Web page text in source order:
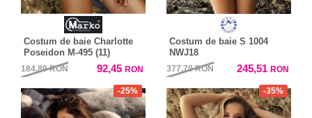
Costum de baie Charlotte
Poseidon M-495 (11)
184,89RON 92,45 RON
Costum de baie S 1004
NWJ18
377,70RON 245,51 RON
-25% -35%